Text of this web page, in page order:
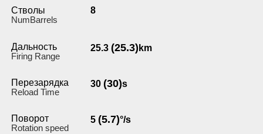
Стволы
NumBarrels
8
Дальность
Firing Range
25.3 (25.3) km
Перезарядка
Reload Time
30 (30)s
Поворот
Rotation speed
5 (5.7)°/s